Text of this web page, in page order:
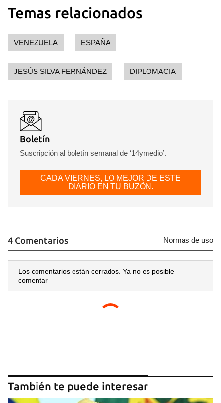
Temas relacionados
VENEZUELA ESPAÑA
JESÚS SILVA FERNÁNDEZ DIPLOMACIA
Boletín
Suscripción al boletín semanal de ‘14ymedio’.
CADA VIERNES, LO MEJOR DE ESTE
DIARIO EN TU BUZÓN.
4 Comentarios Normas de uso
Los comentarios están cerrados. Ya no es posible
comentar
También te puede interesar